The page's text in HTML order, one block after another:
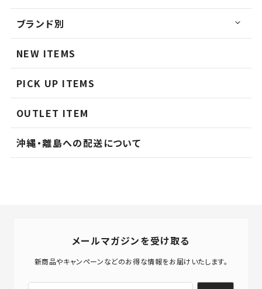
ブランド別
NEW ITEMS
PICK UP ITEMS
OUTLET ITEM
沖縄・離島への配送について
メールマガジンを受け取る
新商品やキャンペーンなどのお得な情報をお届けいたします。